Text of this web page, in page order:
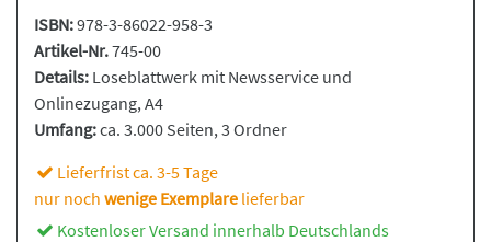
ISBN:978-3-86022-958-3
Artikel-Nr.745-00
Details: Loseblattwerk mit Newsservice und
Onlinezugang, A4
Umfang:ca. 3.000 Seiten, 3 Ordner
Lieferfrist ca. 3-5 Tage
nur noch wenige Exemplare lieferbar
Kostenloser Versand innerhalb Deutschlands